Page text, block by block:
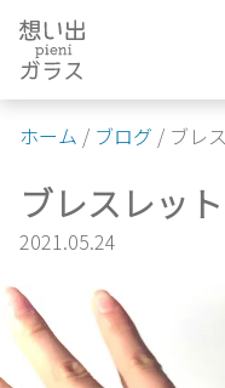
Skip
content
ホーム / ブログ / ブレ
ブレスレット
2021.05.24